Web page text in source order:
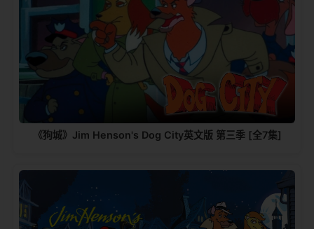
《狗城》Jim Henson's Dog City英文版 第三季 [全7集]